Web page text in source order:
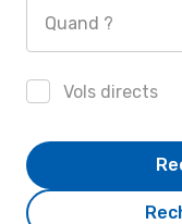
Quand ?
Vols directs